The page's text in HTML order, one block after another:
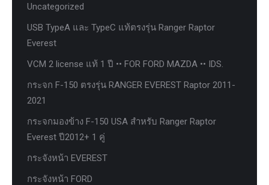
Uncategorized
USB TypeA และ TypeC แท้ตรงรุ่น Ranger Raptor
Everest
VCM 2 license แท้ 1 ปี •• FOR FORD MAZDA •• IDS.
กระจก F-150 ตรงรุ่น RANGER EVEREST Raptor 2011-
2021
กระจกมองข้าง F-150 USA สำหรับ Ranger Raptor
Everest ปี2012+ 1 คู่
กระจังหน้า EVEREST
กระจังหน้า FORD